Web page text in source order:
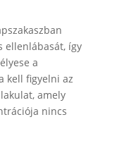
ellenlábasát, így
a
kell figyelni az
amely
nincs